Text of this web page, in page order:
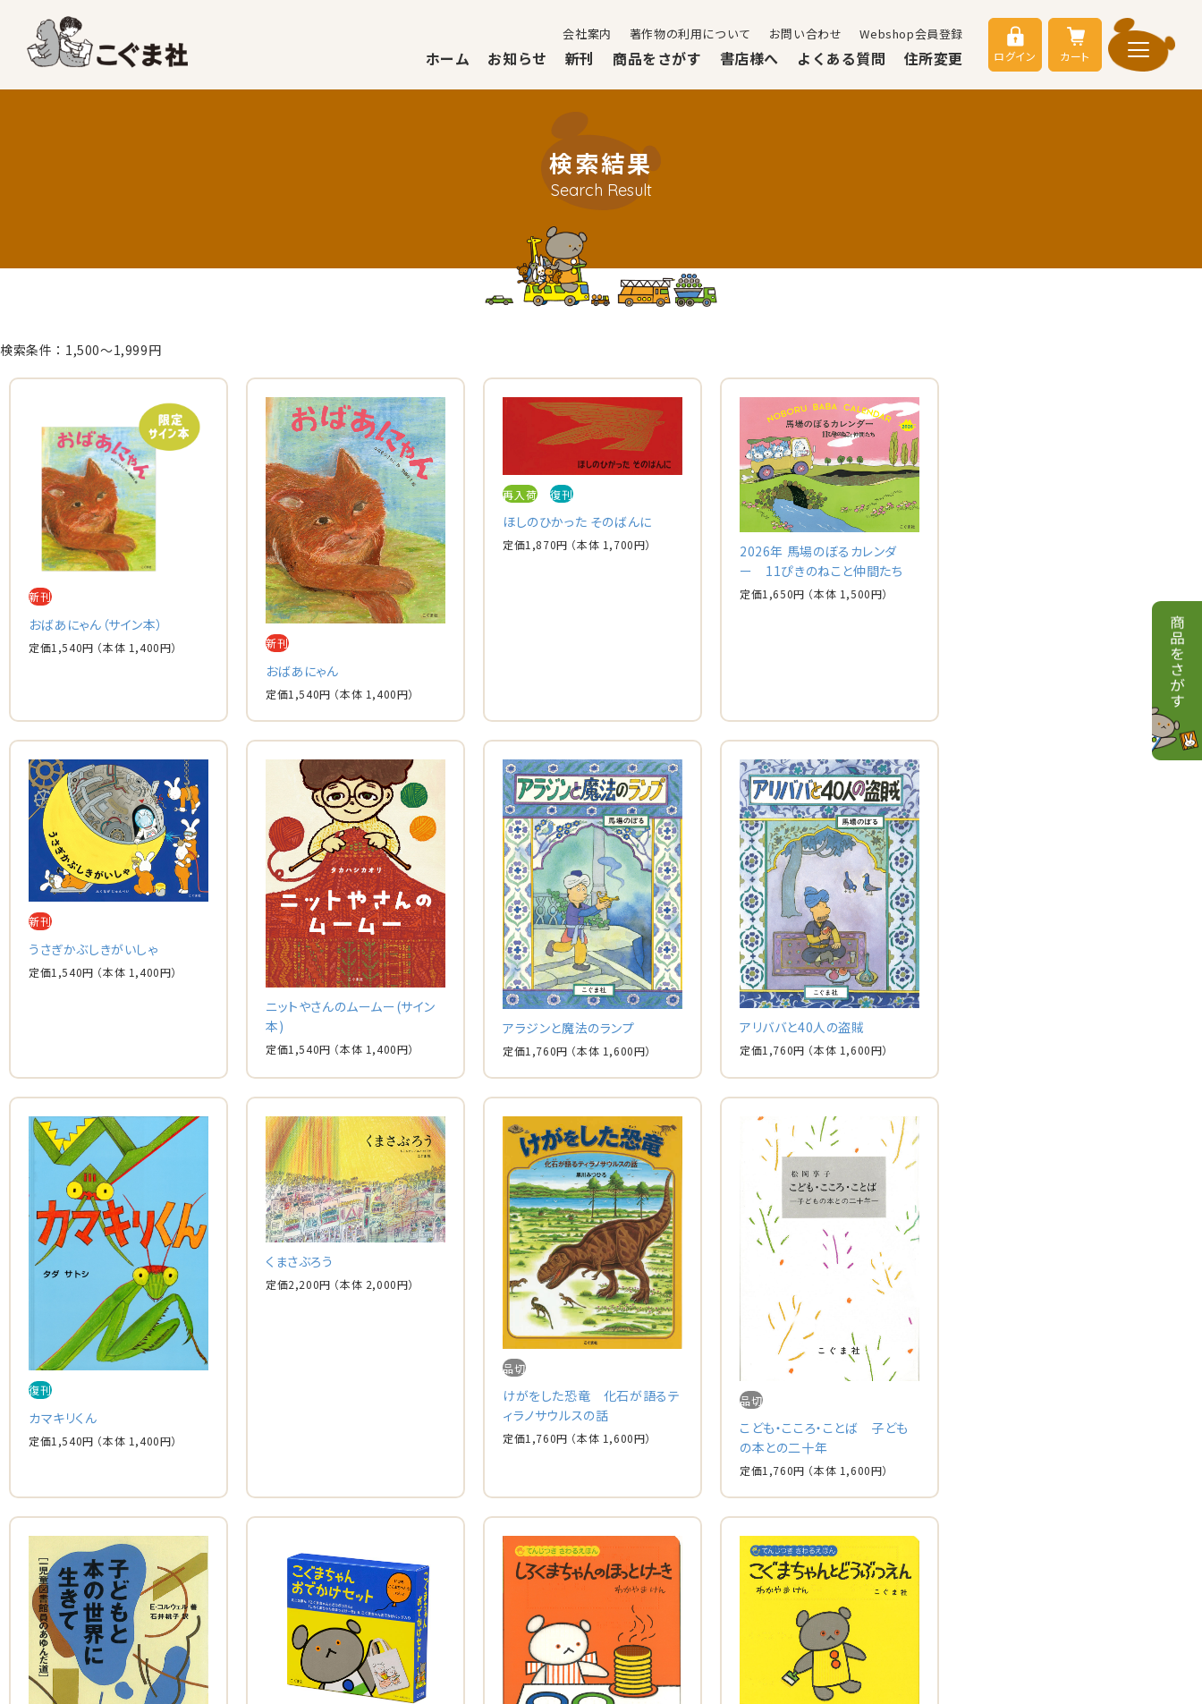
会社案内 著作物の利用について お問い合わせ Webshop会員登録
ホーム お知らせ 新刊 商品をさがす 書店様へ よくある質問 住所変更 ログイン カート
検索結果
Search Result
検索条件：1,500～1,999円
新刊
おばあにゃん（サイン本）
定価1,540円 （本体 1,400円） 新刊
おばあにゃん
定価1,540円 （本体 1,400円）
再入荷 復刊
ほしのひかった そのばんに
定価1,870円 （本体 1,700円）
2026年 馬場のぼるカレンダ
ー 11ぴきのねこと仲間たち
定価1,650円 （本体 1,500円）
新刊
うさぎかぶしきがいしゃ
定価1,540円 （本体 1,400円）
ニットやさんのムームー(サイン
本)
定価1,540円 （本体 1,400円）
アラジンと魔法のランプ
定価1,760円 （本体 1,600円）
アリババと40人の盗賊
定価1,760円 （本体 1,600円）
復刊
カマキリくん
定価1,540円 （本体 1,400円）
くまさぶろう
定価2,200円 （本体 2,000円）
品切
けがをした恐竜 化石が語るテ
ィラノサウルスの話
定価1,760円 （本体 1,600円）
品切
こども・こころ・ことば 子ども
の本との二十年
定価1,760円 （本体 1,600円）